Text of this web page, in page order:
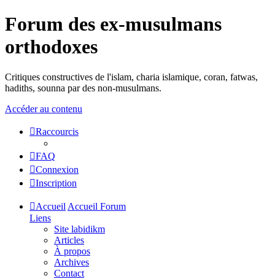
Forum des ex-musulmans
orthodoxes
Critiques constructives de l'islam, charia islamique, coran, fatwas,
hadiths, sounna par des non-musulmans.
Accéder au contenu
Raccourcis
FAQ
Connexion
Inscription
Accueil Accueil Forum
Liens
Site labidikm
Articles
À propos
Archives
Contact